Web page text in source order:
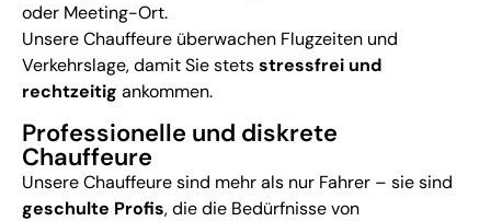
oder Meeting-Ort.
Unsere Chauffeure überwachen Flugzeiten und
Verkehrslage, damit Sie stetsstressfrei und
rechtzeitig ankommen.
Professionelle und diskrete
Chauffeure
Unsere Chauffeure sind mehr als nur Fahrer – sie sind
geschulte Profis, die die Bedürfnisse von